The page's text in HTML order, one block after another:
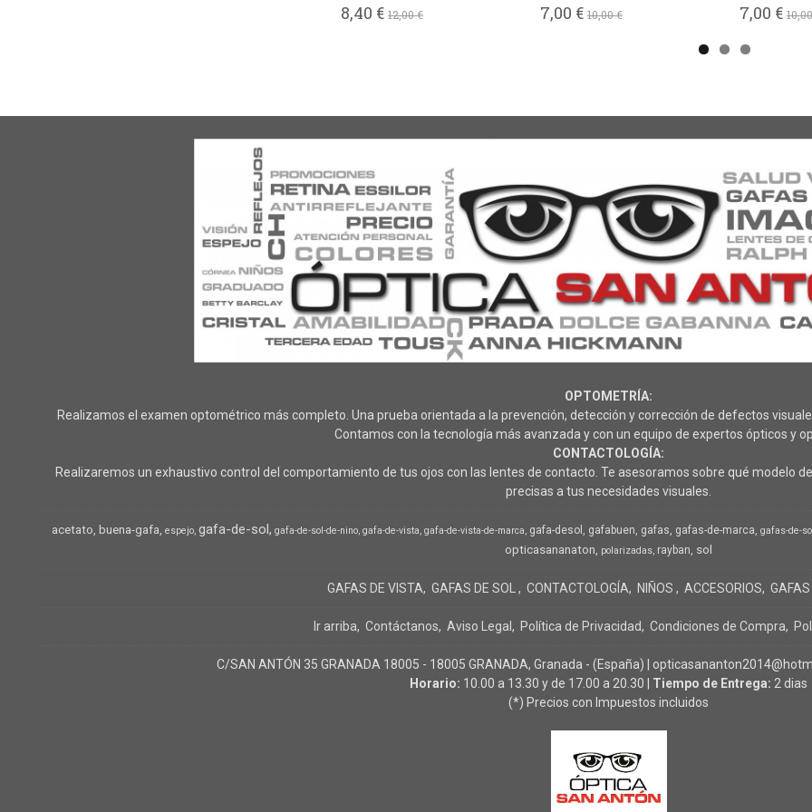
8,40 €12,00 € 7,00 €10,00 € 7,00 €
OPTOMETRÍA:
Realizamos el examen optométrico más completo. Una prueba orientada a la prevención, detección y corrección de defectos
Contamos con la tecnología más avanzada y con un equipo de expertos ópticos y
CONTACTOLOGÍA:
Realizaremos un exhaustivo control del comportamiento de tus ojos con las lentes de contacto. Te asesoramos sobre qué modelo
precisas a tus necesidades visuales.
acetato buena-gafa espejo gafa-de-sol gafa-de-sol-de-nino gafa-de-vista gafa-de-vista-de-marca gafa-desol gafabuen gafas gafas-de-marca gafas-de-
opticasananaton polarizadas rayban sol
GAFAS DE VISTA GAFAS DE SOL CONTACTOLOGÍA NIÑOS ACCESORIOS
Ir arriba Contáctanos Aviso Legal Política de Privacidad Condiciones de Compra
C/SAN ANTÓN 35 GRANADA 18005 - 18005 GRANADA, Granada - (España) |
Horario: 10.00 a 13.30 y de 17.00 a 20.30 | Tiempo de Entrega: 2 dias
(*) Precios con Impuestos incluidos